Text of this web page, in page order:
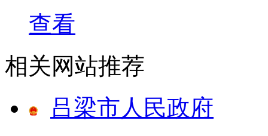
查看
相关网站推荐
吕梁市人民政府